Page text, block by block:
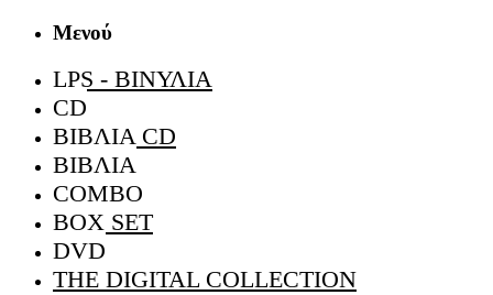
Μενού
LPS - ΒΙΝΎΛΙΑ
CD
ΒΙΒΛΊΑ CD
ΒΙΒΛΊΑ
COMBO
BOX SET
DVD
THE DIGITAL COLLECTION